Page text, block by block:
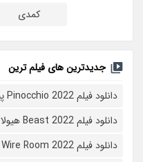
کمدی
جدیدترین های فیلم ترین
دانلود فیلم Pinocchio 2022 پینوکیو
دانلود فیلم Beast 2022 هیولا
دانلود فیلم Wire Room 2022 اتاق شنود